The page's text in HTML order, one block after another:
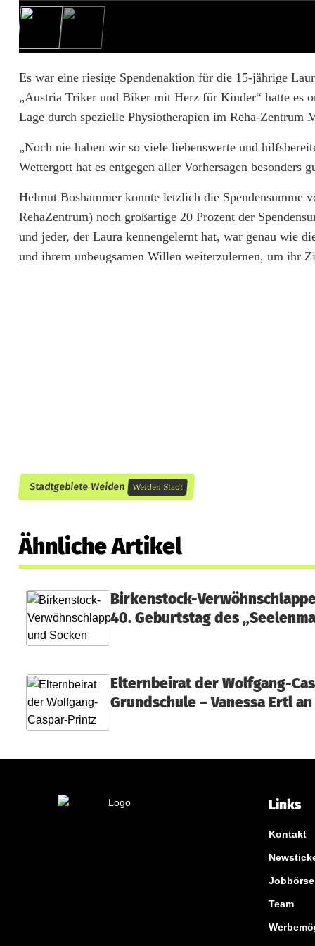
e
s
H
e
z
Es war eine riesige Spendenaktion für die 15-jährige
„Austria Triker und Biker mit Herz für Kinder“ hatte es
Lage durch spezielle Physiotherapien im Reha-Zentrum
„Noch nie haben wir so viele liebenswerte und
Wettergott hat es entgegen aller Vorhersagen besonders
Helmut Boshammer konnte letzlich die Spendensumme
RehaZentrum) noch großartige 20 Prozent der
und jeder, der Laura kennengelernt hat, war genau wie
und ihrem unbeugsamen Willen weiterzulernen, um ihr
Stadtgebiete Weiden Weiden Stadt
Ähnliche Artikel
Birkenstock-
40. Geburtstag des
Elternbeirat der Wolfgang-
Grundschule – Vanessa Ertl
Links
Kontakt
Jobbörse
Team